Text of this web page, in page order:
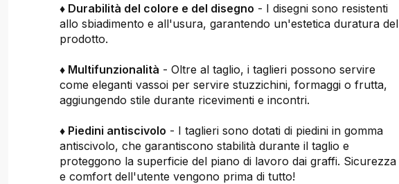
♦ Durabilità del colore e del disegno - I disegni sono resistenti
allo sbiadimento e all'usura, garantendo un'estetica duratura del
prodotto.
♦ Multifunzionalità - Oltre al taglio, i taglieri possono servire
come eleganti vassoi per servire stuzzichini, formaggi o frutta,
aggiungendo stile durante ricevimenti e incontri.
♦ Piedini antiscivolo - I taglieri sono dotati di piedini in gomma
antiscivolo, che garantiscono stabilità durante il taglio e
proteggono la superficie del piano di lavoro dai graffi. Sicurezza
e comfort dell'utente vengono prima di tutto!